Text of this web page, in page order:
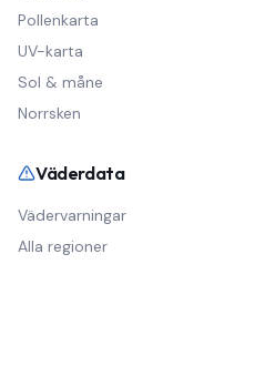
Pollenkarta
UV-karta
Sol & måne
Norrsken
Väderdata
Vädervarningar
Alla regioner